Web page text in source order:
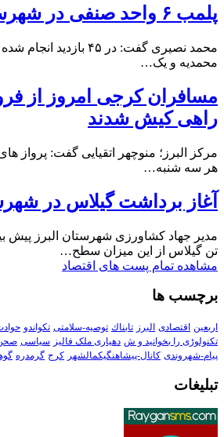
پلمب ۶ واحد صنفی در شهرستان البرز
محمدیه و یک…
مسافران کرجی امروز از
راهی کیش شدند
مرکز البرز؛ منوچهر اتقیایی گفت: پرواز
هر سه شنبه…
آغاز برداشت گیلاس در
تن گیلاس از این میزان سطح…
مشاهده تمام پست های اقتصاد
برچسب ها
اربعین اقتصادی البرز تابناك توصیه-سلامتی تکواندو
تکنولوڑی را بخوانید و ش دهیاری ملک فالیز سیاسی
پیام-شهروندی کانال-پیشاهنگیکمالشهر کرج گرمدره
تبلیغات